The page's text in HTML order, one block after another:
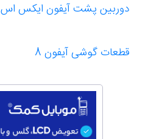
دوربین پشت آیفون ایکس اس
قطعات گوشی آیفون 8